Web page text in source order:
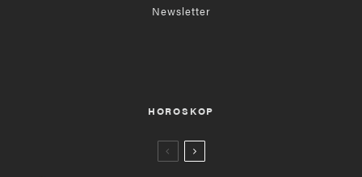
Newsletter
HOROSKOP